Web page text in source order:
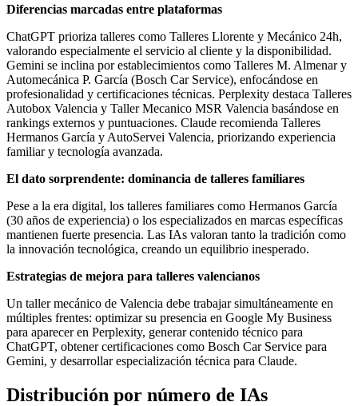
Diferencias marcadas entre plataformas
ChatGPT prioriza talleres como Talleres Llorente y Mecánico 24h,
valorando especialmente el servicio al cliente y la disponibilidad.
Gemini se inclina por establecimientos como Talleres M. Almenar y
Automecánica P. García (Bosch Car Service), enfocándose en
profesionalidad y certificaciones técnicas. Perplexity destaca Talleres
Autobox Valencia y Taller Mecanico MSR Valencia basándose en
rankings externos y puntuaciones. Claude recomienda Talleres
Hermanos García y AutoServei Valencia, priorizando experiencia
familiar y tecnología avanzada.
El dato sorprendente: dominancia de talleres familiares
Pese a la era digital, los talleres familiares como Hermanos García
(30 años de experiencia) o los especializados en marcas específicas
mantienen fuerte presencia. Las IAs valoran tanto la tradición como
la innovación tecnológica, creando un equilibrio inesperado.
Estrategias de mejora para talleres valencianos
Un taller mecánico de Valencia debe trabajar simultáneamente en
múltiples frentes: optimizar su presencia en Google My Business
para aparecer en Perplexity, generar contenido técnico para
ChatGPT, obtener certificaciones como Bosch Car Service para
Gemini, y desarrollar especialización técnica para Claude.
Distribución por número de IAs